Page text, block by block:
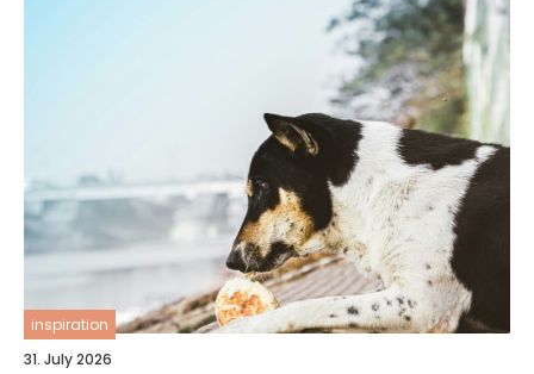
inspiration
31. July 2026